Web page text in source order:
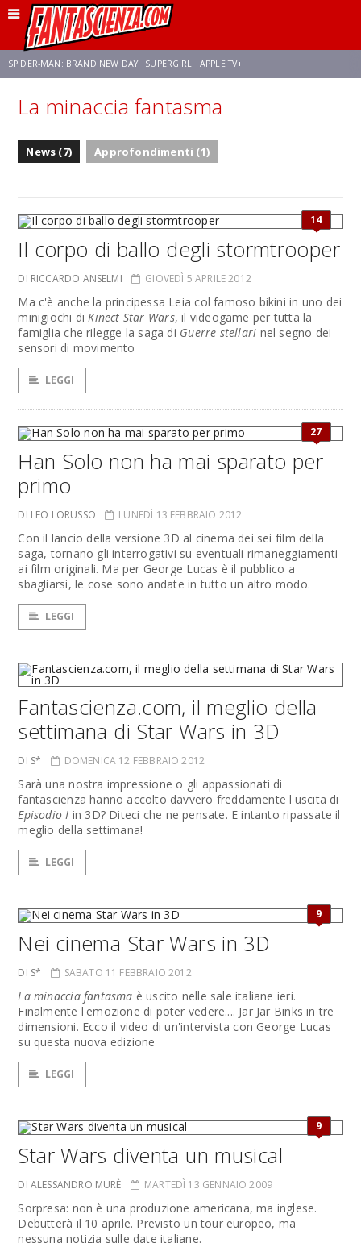
SPIDER-MAN: BRAND NEW DAY SUPERGIRL APPLE TV+
FRANCO RICCIARDIELLO ZENDAYA STAR TREK AVENGERS: DOOMSDAY
La minaccia fantasma
News (7) Approfondimenti (1)
14
Il corpo di ballo degli stormtrooper
DI RICCARDO ANSELMI GIOVEDÌ 5 APRILE 2012
Ma c'è anche la principessa Leia col famoso bikini in uno dei
minigiochi diKinect Star Wars, il videogame per tutta la
famiglia che rilegge la saga di Guerre stellari nel segno dei
sensori di movimento
LEGGI
27
Han Solo non ha mai sparato per
primo
DI LEO LORUSSO LUNEDÌ 13 FEBBRAIO 2012
Con il lancio della versione 3D al cinema dei sei film della
saga, tornano gli interrogativi su eventuali rimaneggiamenti
ai film originali. Ma per George Lucas è il pubblico a
sbagliarsi, le cose sono andate in tutto un altro modo.
LEGGI
Fantascienza.com, il meglio della
settimana di Star Wars in 3D
DI S* DOMENICA 12 FEBBRAIO 2012
Sarà una nostra impressione o gli appassionati di
fantascienza hanno accolto davvero freddamente l'uscita di
Episodio I in 3D? Diteci che ne pensate. E intanto ripassate il
meglio della settimana!
LEGGI
9
Nei cinema Star Wars in 3D
DI S* SABATO 11 FEBBRAIO 2012
La minaccia fantasma è uscito nelle sale italiane ieri.
Finalmente l'emozione di poter vedere.... Jar Jar Binks in tre
dimensioni. Ecco il video di un'intervista con George Lucas
su questa nuova edizione
LEGGI
9
Star Wars diventa un musical
DI ALESSANDRO MURÈ MARTEDÌ 13 GENNAIO 2009
Sorpresa: non è una produzione americana, ma inglese.
Debutterà il 10 aprile. Previsto un tour europeo, ma
nessuna notizia sulle date italiane.